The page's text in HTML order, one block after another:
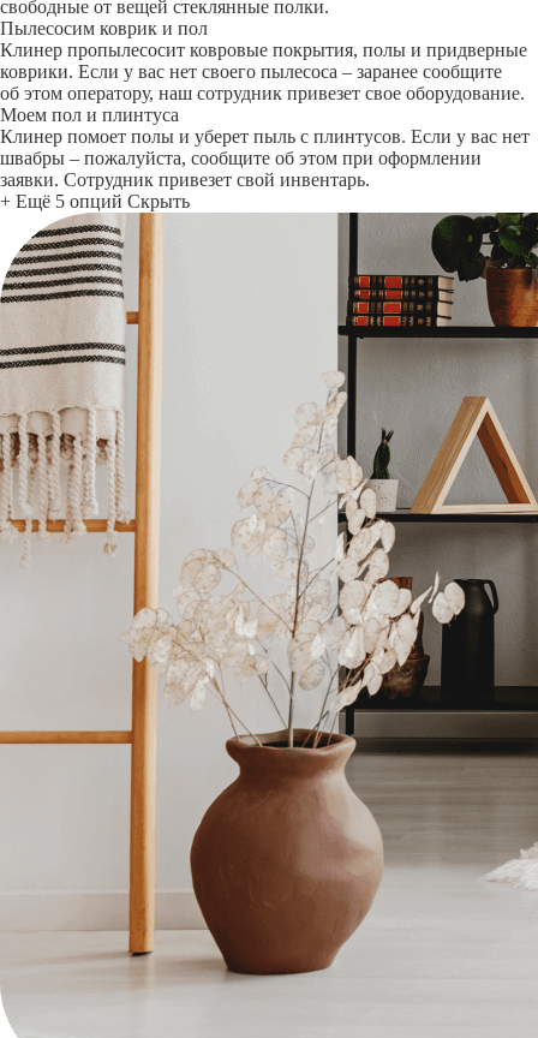
свободные от вещей стеклянные полки.
Пылесосим коврик и пол
Клинер пропылесосит ковровые покрытия, полы и придверные
коврики. Если у вас нет своего пылесоса – заранее сообщите
об этом оператору, наш сотрудник привезет свое оборудование.
Моем пол и плинтуса
Клинер помоет полы и уберет пыль с плинтусов. Если у вас нет
швабры – пожалуйста, сообщите об этом при оформлении
заявки. Сотрудник привезет свой инвентарь.
+ Ещё 5 опций Скрыть